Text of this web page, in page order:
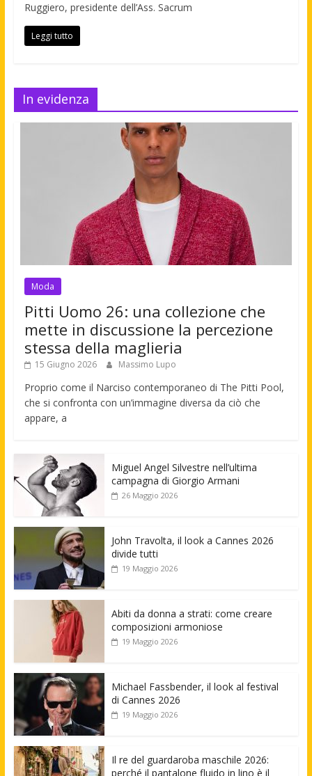
Ruggiero, presidente dell’Ass. Sacrum
Leggi tutto
In evidenza
Moda
Pitti Uomo 26: una collezione che
mette in discussione la percezione
stessa della maglieria
15 Giugno 2026 Massimo Lupo
Proprio come il Narciso contemporaneo di The Pitti Pool,
che si confronta con un’immagine diversa da ciò che
appare, a
Miguel Angel Silvestre nell’ultima
campagna di Giorgio Armani
26 Maggio 2026
John Travolta, il look a Cannes 2026
divide tutti
19 Maggio 2026
Abiti da donna a strati: come creare
composizioni armoniose
19 Maggio 2026
Michael Fassbender, il look al festival
di Cannes 2026
19 Maggio 2026
Il re del guardaroba maschile 2026:
perché il pantalone fluido in lino è il